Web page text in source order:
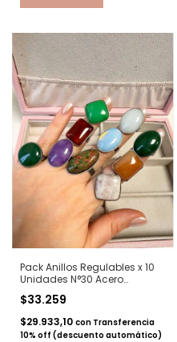
Pack Anillos Regulables x 10
Unidades N°30 Acero
$33.259
$29.933,10 con Transferencia
10% off (descuento automático)